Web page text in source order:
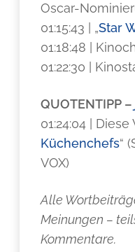
Oscar-
01:15:43 | „Star
01:18:48 |
01:22:30 |
QUOTENTIPP –
01:24:04 | Diese
Küchenchefs“
VOX)
Alle
Meinungen –
Kommentare.